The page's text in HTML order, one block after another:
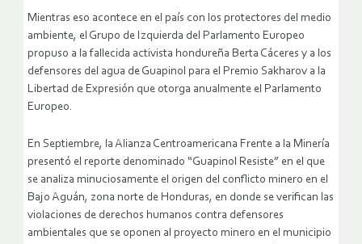
Mientras eso acontece en el país con los protectores del medio
ambiente, el Grupo de Izquierda del Parlamento Europeo
propuso a la fallecida activista hondureña Berta Cáceres y a los
defensores del agua de Guapinol para el Premio Sakharov a la
Libertad de Expresión que otorga anualmente el Parlamento
Europeo.
En Septiembre, la Alianza Centroamericana Frente a la Minería
presentó el reporte denominado “Guapinol Resiste” en el que
se analiza minuciosamente el origen del conflicto minero en el
Bajo Aguán, zona norte de Honduras, en donde se verifican las
violaciones de derechos humanos contra defensores
ambientales que se oponen al proyecto minero en el municipio